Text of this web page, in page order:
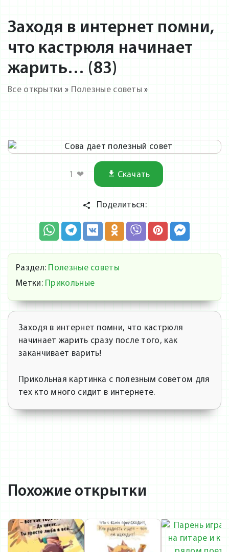
Заходя в интернет помни,
что кастрюля начинает
жарить… (83)
Все открытки » Полезные советы »
1 ❤ Скачать
Поделиться:
Раздел: Полезные советы
Метки: Прикольные
Заходя в интернет помни, что кастрюля
начинает жарить сразу после того, как
заканчивает варить!
Прикольная картинка с полезным советом для
тех кто много сидит в интернете.
Похожие открытки